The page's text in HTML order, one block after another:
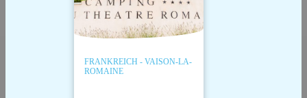
FRANKREICH - VAISON-LA-
ROMAINE